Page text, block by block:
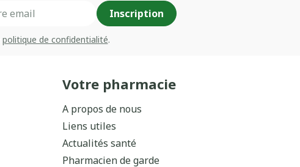
Inscription
politique de confidentialité.
Votre pharmacie
A propos de nous
Liens utiles
Actualités santé
Pharmacien de garde